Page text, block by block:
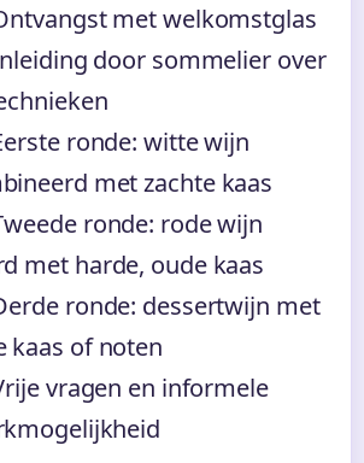
met welkomstglas
door sommelier over
ronde: witte wijn
met zachte kaas
ronde: rode wijn
met harde, oude kaas
ronde: dessertwijn met
kaas of noten
vragen en informele